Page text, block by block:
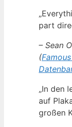
part
– Sean
(
„In den
auf
großen